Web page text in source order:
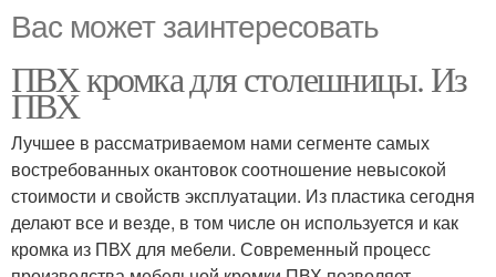
Вас может заинтересовать
ПВХ кромка для столешницы. Из
ПВХ
Лучшее в рассматриваемом нами сегменте самых
востребованных окантовок соотношение невысокой
стоимости и свойств эксплуатации. Из пластика сегодня
делают все и везде, в том числе он используется и как
кромка из ПВХ для мебели. Современный процесс